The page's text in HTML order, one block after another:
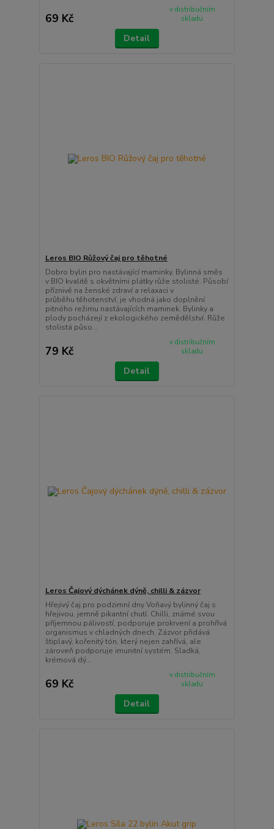
69 Kč
v distribučním
skladu
Detail
Leros BIO Růžový čaj pro těhotné
Dobro bylin pro nastávající maminky. Bylinná směs
v BIO kvalitě s okvětními plátky růže stolisté. Působí
příznivě na ženské zdraví a relaxaci v
průběhu těhotenství, je vhodná jako doplnění
pitného režimu nastávajících maminek. Bylinky a
plody pocházejí z ekologického zemědělství. Růže
stolistá půso...
79 Kč
v distribučním
skladu
Detail
Leros Čajový dýchánek dýně, chilli & zázvor
Hřejivý čaj pro podzimní dny Voňavý bylinný čaj s
hřejivou, jemně pikantní chutí. Chilli, známé svou
příjemnou pálivostí, podporuje prokrvení a prohřívá
organismus v chladných dnech. Zázvor přidává
štiplavý, kořenitý tón, který nejen zahřívá, ale
zároveň podporuje imunitní systém. Sladká,
krémová dý...
69 Kč
v distribučním
skladu
Detail